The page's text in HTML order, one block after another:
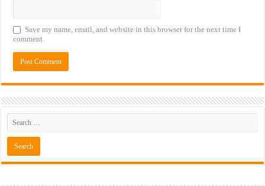
Save my name, email, and website in this browser for the next time I
comment.